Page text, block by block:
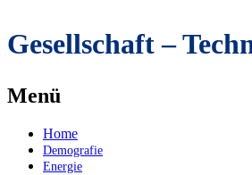
Gesellschaft –
Menü
Zum
Inhalt
springen
Home
Demografie
Energie